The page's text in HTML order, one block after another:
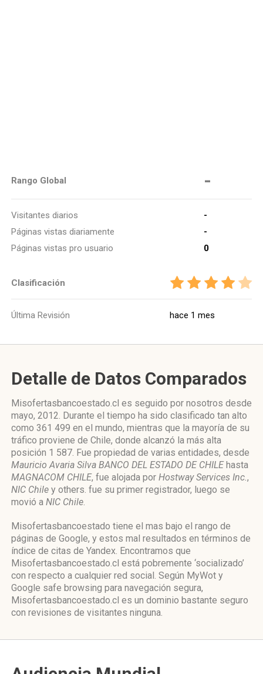
Rango Global -
Visitantes diarios
-
Páginas vistas diariamente
-
Páginas vistas pro usuario
0
Clasificación
Última Revisión hace 1 mes
Detalle de Datos Comparados
Misofertasbancoestado.cl es seguido por nosotros desde
mayo, 2012. Durante el tiempo ha sido clasificado tan alto
como 361 499 en el mundo, mientras que la mayoría de su
tráfico proviene de Chile, donde alcanzó la más alta
posición 1 587. Fue propiedad de varias entidades, desde
Mauricio Avaria Silva BANCO DEL ESTADO DE CHILEhasta
MAGNACOM CHILE, fue alojada por Hostway Services Inc.,
NIC Chile y others. fue su primer registrador, luego se
movió a NIC Chile.
Misofertasbancoestado tiene el mas bajo el rango de
páginas de Google, y estos mal resultados en términos de
índice de citas de Yandex. Encontramos que
Misofertasbancoestado.cl está pobremente ‘socializado’
con respecto a cualquier red social. Según MyWot y
Google safe browsing para navegación segura,
Misofertasbancoestado.cl es un dominio bastante seguro
con revisiones de visitantes ninguna.